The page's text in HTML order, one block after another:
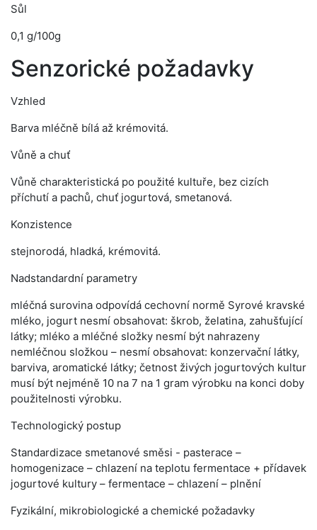
Sůl
0,1 g/100g
Senzorické požadavky
Vzhled
Barva mléčně bílá až krémovitá.
Vůně a chuť
Vůně charakteristická po použité kultuře, bez cizích
příchutí a pachů, chuť jogurtová, smetanová.
Konzistence
stejnorodá, hladká, krémovitá.
Nadstandardní parametry
mléčná surovina odpovídá cechovní normě Syrové kravské
mléko, jogurt nesmí obsahovat: škrob, želatina, zahušťující
látky; mléko a mléčné složky nesmí být nahrazeny
nemléčnou složkou – nesmí obsahovat: konzervační látky,
barviva, aromatické látky; četnost živých jogurtových kultur
musí být nejméně 10 na 7 na 1 gram výrobku na konci doby
použitelnosti výrobku.
Technologický postup
Standardizace smetanové směsi - pasterace –
homogenizace – chlazení na teplotu fermentace + přídavek
jogurtové kultury – fermentace – chlazení – plnění
Fyzikální, mikrobiologické a chemické požadavky